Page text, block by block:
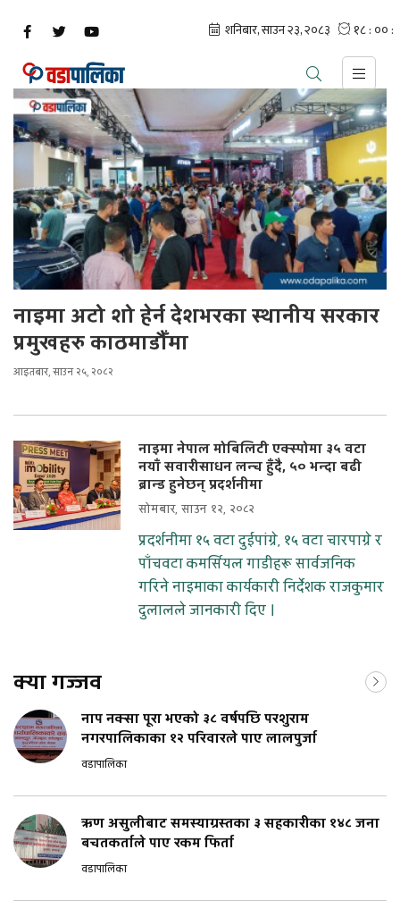
नाइमा अटो शो हेर्न देशभरका स्थानीय सरकार
प्रमुखहरु काठमाडौँमा
आइतबार, साउन २५, २०८२
नाइमा नेपाल मोबिलिटी एक्स्पोमा ३५ वटा
नयाँ सवारीसाधन लन्च हुँदै, ५० भन्दा बढी
ब्रान्ड हुनेछन् प्रदर्शनीमा
सोमबार, साउन १२, २०८२
प्रदर्शनीमा १५ वटा दुईपांग्रे, १५ वटा चारपाग्रे र
पाँचवटा कमर्सियल गाडीहरू सार्वजनिक
गरिने नाइमाका कार्यकारी निर्देशक राजकुमार
दुलालले जानकारी दिए ।
क्या गज्जव
नाप नक्सा पूरा भएको ३८ वर्षपछि परशुराम
नगरपालिकाका १२ परिवारले पाए लालपुर्जा
वडापालिका
ऋण असुलीबाट समस्याग्रस्तका ३ सहकारीका १४८ जना
बचतकर्ताले पाए रकम फिर्ता
वडापालिका